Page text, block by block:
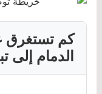
كم تستغرق
الدمام إلى